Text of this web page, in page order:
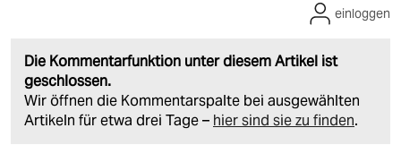
Die Kommentarfunktion unter diesem Artikel ist
geschlossen.
Wir öffnen die Kommentarspalte bei ausgewählten
Artikeln für etwa drei Tage – hier sind sie zu finden.
einloggen